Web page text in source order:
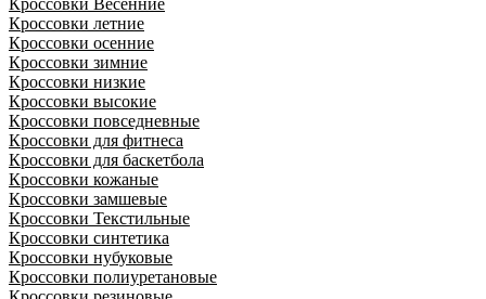
Кроссовки Весенние
Кроссовки летние
Кроссовки осенние
Кроссовки зимние
Кроссовки низкие
Кроссовки высокие
Кроссовки повседневные
Кроссовки для фитнеса
Кроссовки для баскетбола
Кроссовки кожаные
Кроссовки замшевые
Кроссовки Текстильные
Кроссовки синтетика
Кроссовки нубуковые
Кроссовки полиуретановые